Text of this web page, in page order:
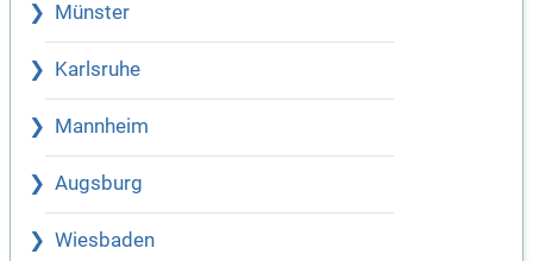
Münster
Karlsruhe
Mannheim
Augsburg
Wiesbaden